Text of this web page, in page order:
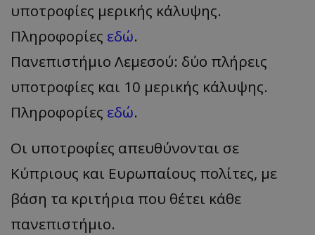
υποτροφίες μερικής κάλυψης.
Πληροφορίες εδώ.
Πανεπιστήμιο Λεμεσού: δύο πλήρεις
υποτροφίες και 10 μερικής κάλυψης.
Πληροφορίες εδώ.
Οι υποτροφίες απευθύνονται σε
Κύπριους και Ευρωπαίους πολίτες, με
βάση τα κριτήρια που θέτει κάθε
πανεπιστήμιο.